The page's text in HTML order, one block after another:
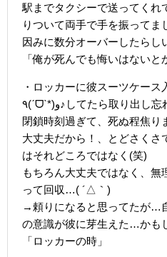
駅までタクシーで送ってくれ
りついて両手で手を振ってま
因みに数分オーバーしたらし
「俺が死んでも悔いはないと
・ロッカーに彼スーツケース
٩(ˊᗜˋ*)و♪してたら取り出し忘れたまま移動してしまい、
閉鎖時刻過ぎて、死ぬ程焦り
大丈夫だから！、とどさくさ
はそれどころではなく(笑)
もちろん大丈夫ではなく、無
って回収…( ´△｀)
→頼りになると思ってたが…
「ロッカーの時」